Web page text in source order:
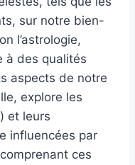
sur notre bien-
l’astrologie,
à des qualités
aspects de notre
explore les
et leurs
influencées par
ces